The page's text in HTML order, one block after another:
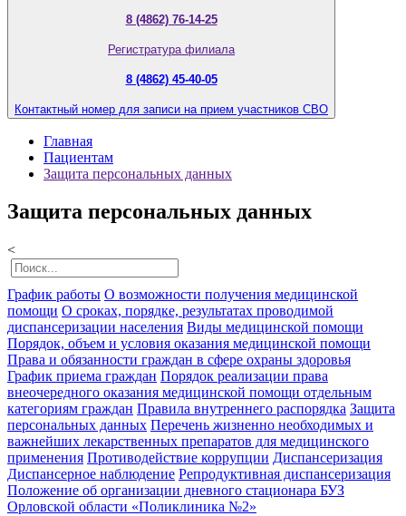
8 (4862) 76-14-25
Регистратура филиала
8 (4862) 45-40-05
Контактный номер для записи на прием участников СВО
Главная
Пациентам
Защита персональных данных
Защита персональных данных
<
График работы О возможности получения медицинской
помощи О сроках, порядке, результатах проводимой
диспансеризации населения Виды медицинской помощи
Порядок, объем и условия оказания медицинской помощи
Права и обязанности граждан в сфере охраны здоровья
График приема граждан Порядок реализации права
внеочередного оказания медицинской помощи отдельным
категориям граждан Правила внутреннего распорядка Защита
персональных данных Перечень жизненно необходимых и
важнейших лекарственных препаратов для медицинского
применения Противодействие коррупции Диспансеризация
Диспансерное наблюдение Репродуктивная диспансеризация
Положение об организации дневного стационара БУЗ
Орловской области «Поликлиника №2»